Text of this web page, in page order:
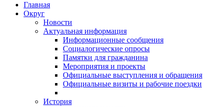
Главная
Округ
Новости
Актуальная информация
Информационные сообщения
Социалогические опросы
Памятки для гражданина
Мероприятия и проекты
Официальные выступления и обращения
Официальные визиты и рабочие поездки
История